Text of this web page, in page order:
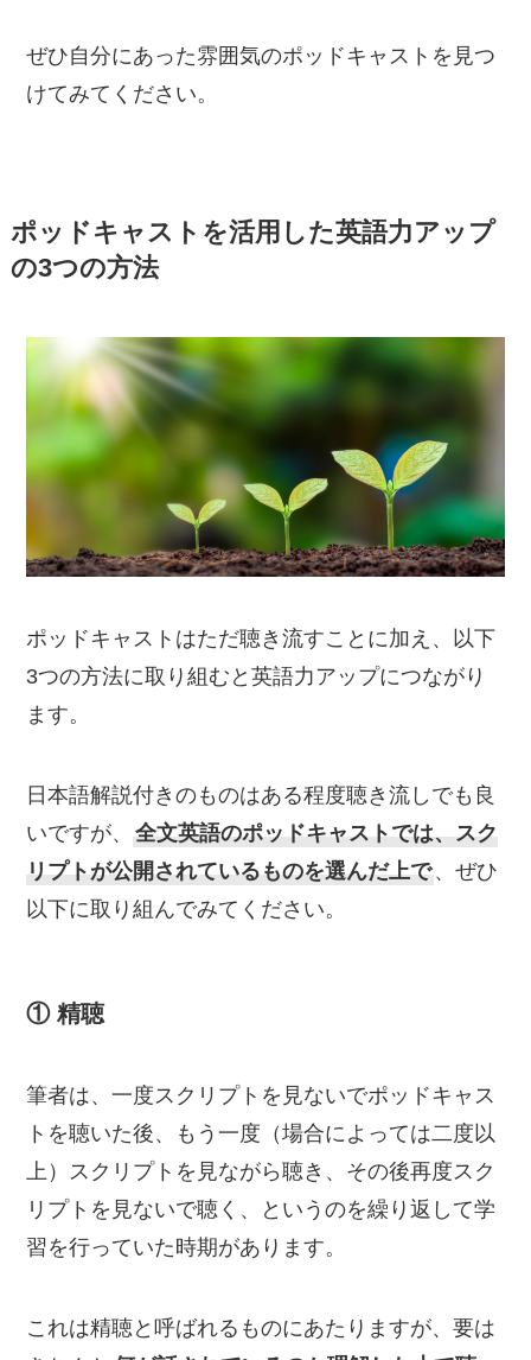
ぜひ自分にあった雰囲気のポッドキャストを見つ
けてみてください。
ポッドキャストを活用した英語力アップ
の3つの方法
ポッドキャストはただ聴き流すことに加え、以下
3つの方法に取り組むと英語力アップにつながり
ます。
日本語解説付きのものはある程度聴き流しでも良
いですが、 全文英語のポッドキャストでは、スク
リプトが公開されているものを選んだ上で、ぜひ
以下に取り組んでみてください。
① 精聴
筆者は、一度スクリプトを見ないでポッドキャス
トを聴いた後、もう一度（場合によっては二度以
上）スクリプトを見ながら聴き、その後再度スク
リプトを見ないで聴く、というのを繰り返して学
習を行っていた時期があります。
これは精聴と呼ばれるものにあたりますが、要は